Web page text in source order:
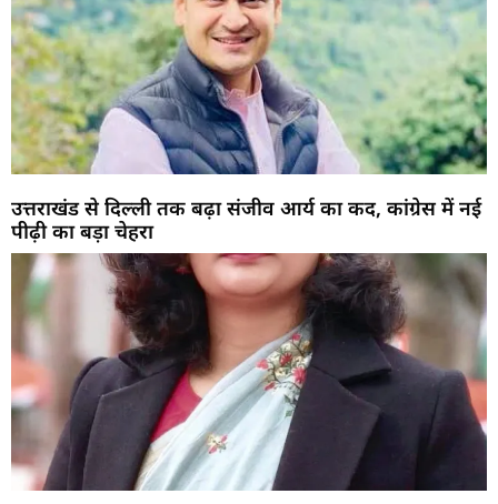
उत्तराखंड से दिल्ली तक बढ़ा संजीव आर्य का कद, कांग्रेस में नई
पीढ़ी का बड़ा चेहरा